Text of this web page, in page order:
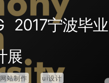
2017宁波毕业
展
网站制作 ui设计